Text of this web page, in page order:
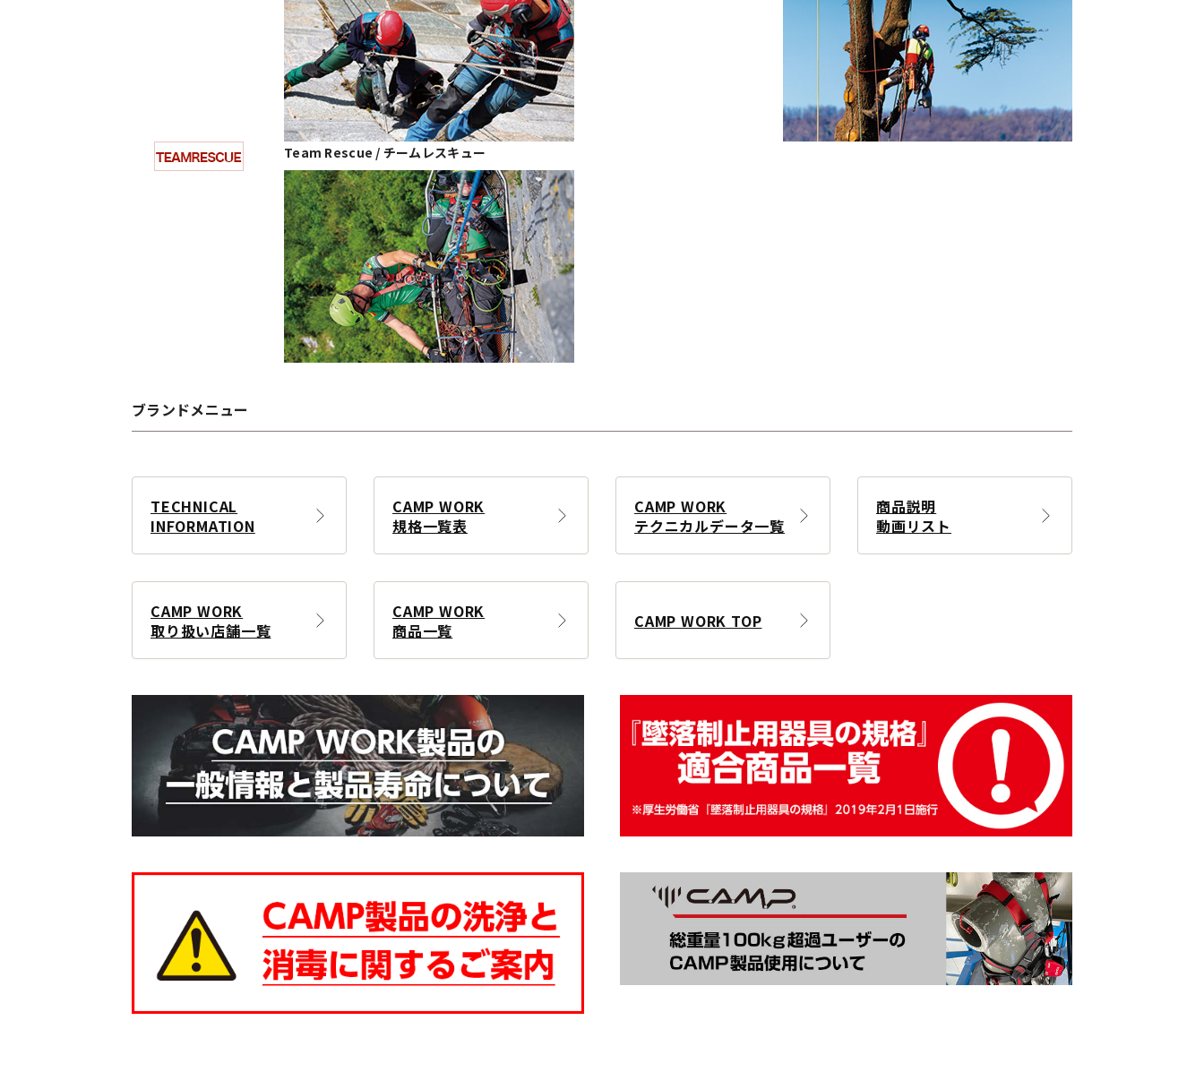
Team Rescue / チームレスキュー
ブランドメニュー
TECHNICAL
INFORMATION
CAMP WORK
規格一覧表
CAMP WORK
テクニカルデータ一覧
商品説明
動画リスト
CAMP WORK
取り扱い店舗一覧
CAMP WORK
商品一覧
CAMP WORK TOP